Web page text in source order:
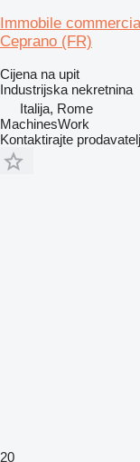
Immobile
Ceprano (FR)
Cijena na upit
Industrijska nekretnina
Italija, Rome
MachinesWork
Kontaktirajte
20